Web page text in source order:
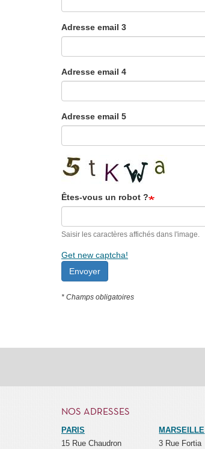
Adresse email 3
Adresse email 4
Adresse email 5
Êtes-vous un robot ?
Saisir les caractères affichés dans l'image.
Get new captcha!
Envoyer
* Champs obligatoires
NOS ADRESSES
PARIS
15 Rue Chaudron
MARSEILLE
3 Rue Fortia